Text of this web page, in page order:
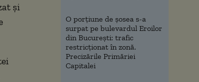
și
O porțiune de șosea s-a
surpat pe bulevardul Eroilor
din București: trafic
restricționat în zonă.
Precizările Primăriei
Capitalei